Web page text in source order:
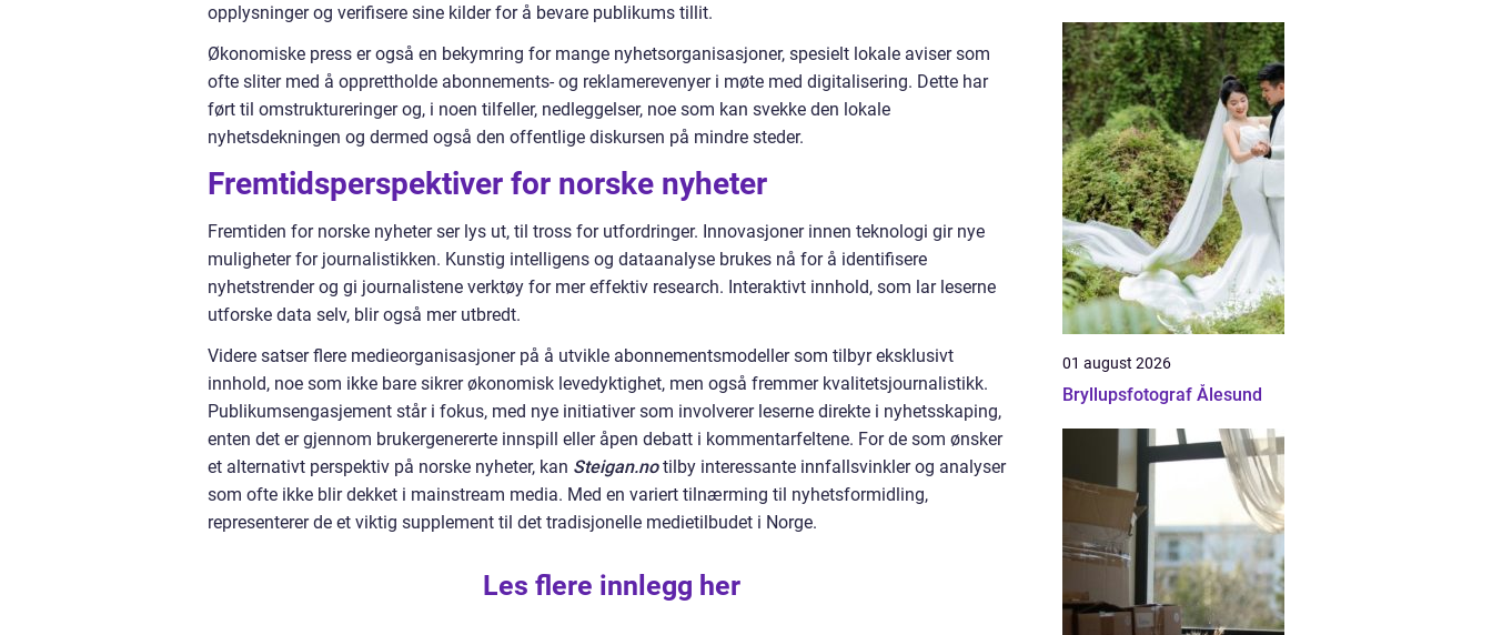
opplysninger og verifisere sine kilder for å bevare publikums tillit.
Økonomiske press er også en bekymring for mange nyhetsorganisasjoner, spesielt lokale aviser som
ofte sliter med å opprettholde abonnements- og reklamerevenyer i møte med digitalisering. Dette har
ført til omstruktureringer og, i noen tilfeller, nedleggelser, noe som kan svekke den lokale
nyhetsdekningen og dermed også den offentlige diskursen på mindre steder.
Fremtidsperspektiver for norske nyheter
Fremtiden for norske nyheter ser lys ut, til tross for utfordringer. Innovasjoner innen teknologi gir nye
muligheter for journalistikken. Kunstig intelligens og dataanalyse brukes nå for å identifisere
nyhetstrender og gi journalistene verktøy for mer effektiv research. Interaktivt innhold, som lar leserne
utforske data selv, blir også mer utbredt.
Videre satser flere medieorganisasjoner på å utvikle abonnementsmodeller som tilbyr eksklusivt
innhold, noe som ikke bare sikrer økonomisk levedyktighet, men også fremmer kvalitetsjournalistikk.
Publikumsengasjement står i fokus, med nye initiativer som involverer leserne direkte i nyhetsskaping,
enten det er gjennom brukergenererte innspill eller åpen debatt i kommentarfeltene. For de som ønsker
et alternativt perspektiv på norske nyheter, kan Steigan.no tilby interessante innfallsvinkler og analyser
som ofte ikke blir dekket i mainstream media. Med en variert tilnærming til nyhetsformidling,
representerer de et viktig supplement til det tradisjonelle medietilbudet i Norge.
Les flere innlegg her
01 august 2026
Bryllupsfotograf Ålesund